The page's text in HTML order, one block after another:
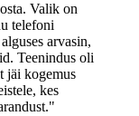
Valik on
telefoni
arvasin,
Teenindus oli
jäi kogemus
kes